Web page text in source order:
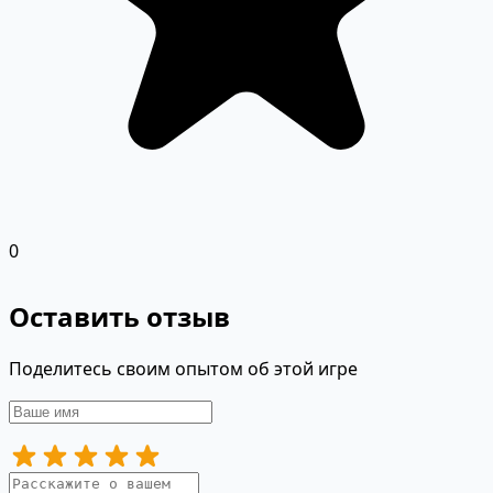
0
Оставить отзыв
Поделитесь своим опытом об этой игре